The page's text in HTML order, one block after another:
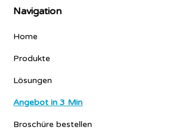
Navigation
Home
Produkte
Lösungen
Angebot in 3 Min
Broschüre bestellen